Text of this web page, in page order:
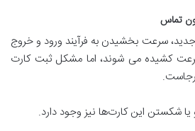
تماس
سرعت بخشیدن به فرآیند ورود و خروج
کشیده می شوند، اما مشکل ثبت کارت
شکستن این کارت‌ها نیز وجود دارد.